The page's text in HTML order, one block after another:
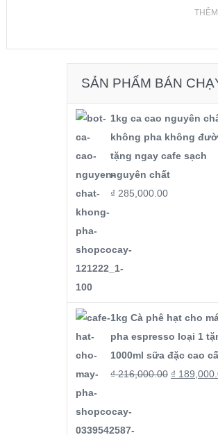
SẢN PHẨM BÁN
1kg ca cao nguyên
không pha không
tặng ngay cafe sạch
nguyên chất
₫ 285,000.00
1kg Cà phê hạt cho
pha espresso loại 1
1000ml sữa đặc cao
₫216,000.00 ₫